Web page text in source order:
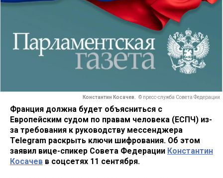
Константин Косачев. © пресс-служба Совета Федерации
Франция должна будет объясниться с
Европейским судом по правам человека (ЕСПЧ) из-
за требования к руководству мессенджера
Telegram раскрыть ключи шифрования. Об этом
заявил вице-спикер Совета Федерации Константин
Косачев в соцсетях 11 сентября.